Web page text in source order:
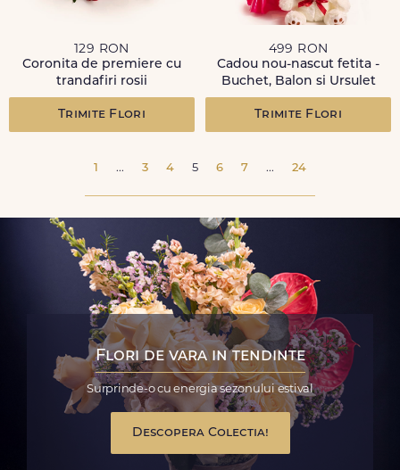
129 RON
Coronita de premiere cu
trandafiri rosii
Trimite Flori
499 RON
Cadou nou-nascut fetita -
Buchet, Balon si Ursulet
Trimite Flori
1 ... 3 4 5 6 7 ... 24
Flori de vara in tendinte
Surprinde-o cu energia sezonului estival
Descopera Colectia!